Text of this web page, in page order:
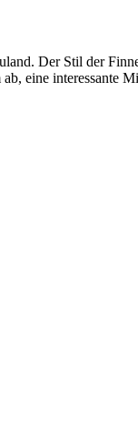
Der Stil der
eine interessante